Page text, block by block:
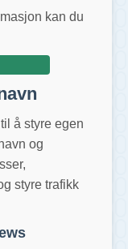
kan du
å styre egen
og
styre trafikk